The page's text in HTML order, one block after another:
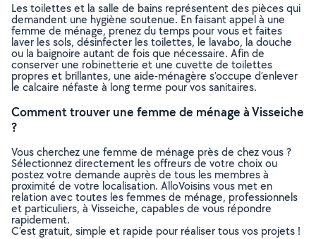
Les toilettes et la salle de bains représentent des pièces qui
demandent une hygiène soutenue. En faisant appel à une
femme de ménage, prenez du temps pour vous et faites
laver les sols, désinfecter les toilettes, le lavabo, la douche
ou la baignoire autant de fois que nécessaire. Afin de
conserver une robinetterie et une cuvette de toilettes
propres et brillantes, une aide-ménagère s’occupe d’enlever
le calcaire néfaste à long terme pour vos sanitaires.
Comment trouver une femme de ménage à Visseiche
?
Vous cherchez une femme de ménage près de chez vous ?
Sélectionnez directement les offreurs de votre choix ou
postez votre demande auprès de tous les membres à
proximité de votre localisation. AlloVoisins vous met en
relation avec toutes les femmes de ménage, professionnels
et particuliers, à Visseiche, capables de vous répondre
rapidement.
C’est gratuit, simple et rapide pour réaliser tous vos projets !